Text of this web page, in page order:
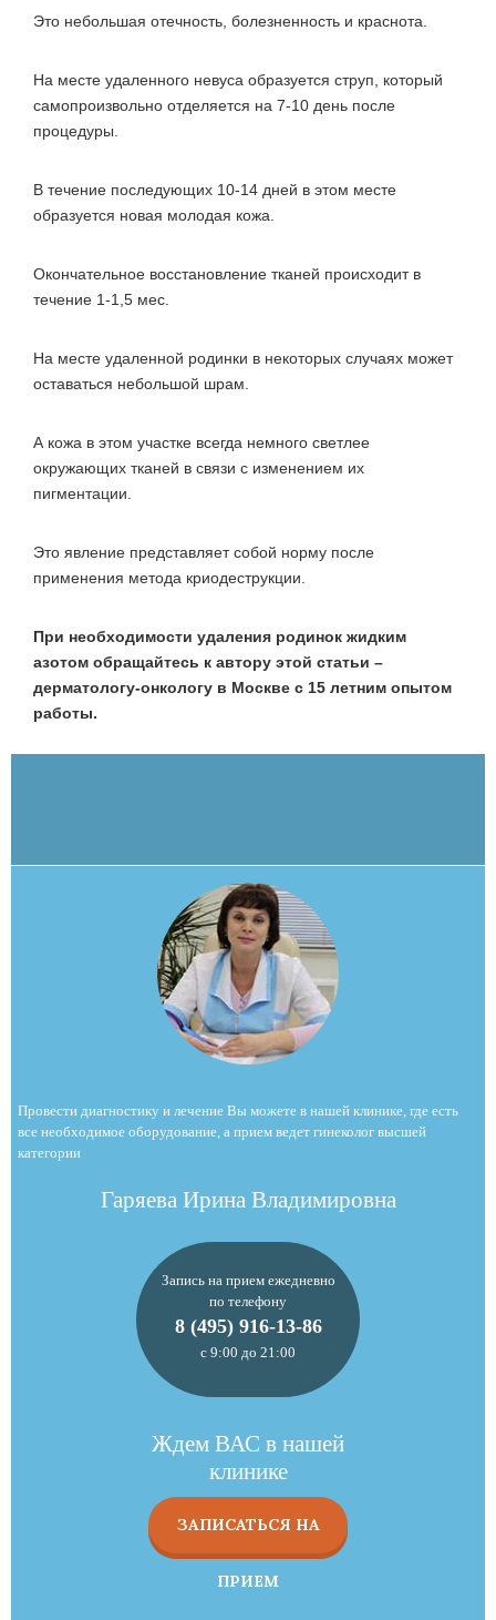
Это небольшая отечность, болезненность и краснота.
На месте удаленного невуса образуется струп, который
самопроизвольно отделяется на 7-10 день после
процедуры.
В течение последующих 10-14 дней в этом месте
образуется новая молодая кожа.
Окончательное восстановление тканей происходит в
течение 1-1,5 мес.
На месте удаленной родинки в некоторых случаях может
оставаться небольшой шрам.
А кожа в этом участке всегда немного светлее
окружающих тканей в связи с изменением их
пигментации.
Это явление представляет собой норму после
применения метода криодеструкции.
При необходимости удаления родинок жидким
азотом обращайтесь к автору этой статьи –
дерматологу-онкологу в Москве с 15 летним опытом
работы.
Провести диагностику и лечение Вы можете в нашей клинике, где есть
все необходимое оборудование, а прием ведет гинеколог высшей
категории
Гаряева Ирина Владимировна
Запись на прием ежедневно
по телефону
8 (495) 916-13-86
с 9:00 до 21:00
Ждем ВАС в нашей
клинике
ЗАПИСАТЬСЯ НА
ПРИЕМ